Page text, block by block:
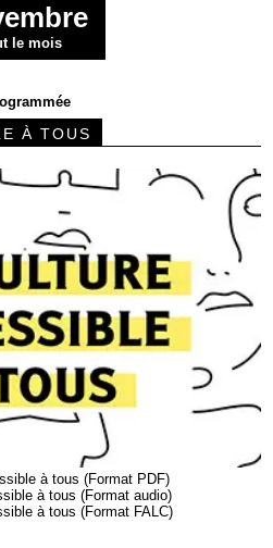
le mois
À TOUS
à tous (Format PDF)
à tous (Format audio)
à tous (Format FALC)